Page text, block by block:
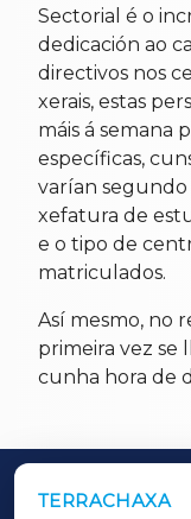
Sectorial é o
dedicación ao
directivos nos
xerais, estas
máis á semana
específicas,
varían segundo
xefatura de
e o tipo de
matriculados.
Así mesmo, no
primeira vez se
cunha hora de
TERRACHAXA
OUTROS